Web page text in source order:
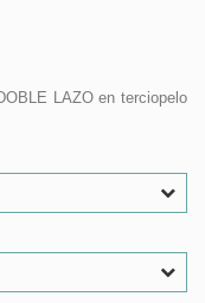
LAZO en terciopelo